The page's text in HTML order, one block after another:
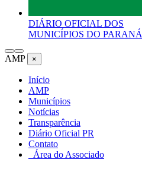
DIÁRIO OFICIAL DOS
MUNICÍPIOS DO PARANÁ
AMP ×
Início
AMP
Municípios
Notícias
Transparência
Diário Oficial PR
Contato
Área do Associado